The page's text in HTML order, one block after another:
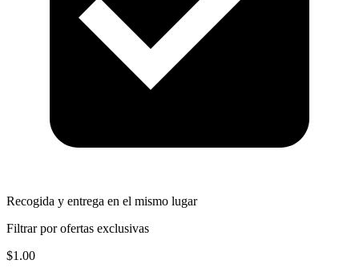
Recogida y entrega en el mismo lugar
Filtrar por ofertas exclusivas
$1.00